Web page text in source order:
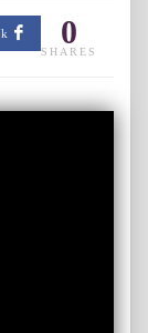
0
SHARES